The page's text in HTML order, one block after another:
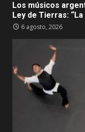
Los músicos
Ley de Tierras:
6 agosto, 2026